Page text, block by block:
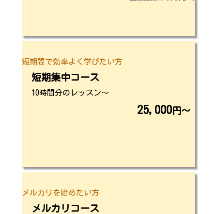
短期間で効率よく学びたい方
短期集中コース
10時間分のレッスン〜
25,000 円〜
メルカリを始めたい方
メルカリコース